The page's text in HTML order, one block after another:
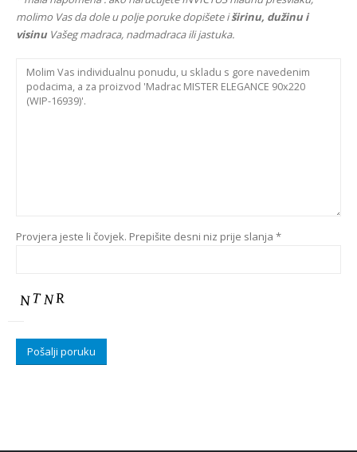
molimo Vas da dole u polje poruke dopišete iširinu, dužinu i
visinu Vašeg madraca, nadmadraca ili jastuka.
Provjera jeste li čovjek. Prepišite desni niz prije slanja *